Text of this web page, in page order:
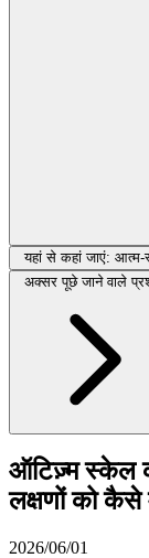
यहां से कहां जाएं: आत्म-
अक्सर पूछे जाने वाले
ऑटिज़्म स्केल
लक्षणों को कैसे
2026/06/01